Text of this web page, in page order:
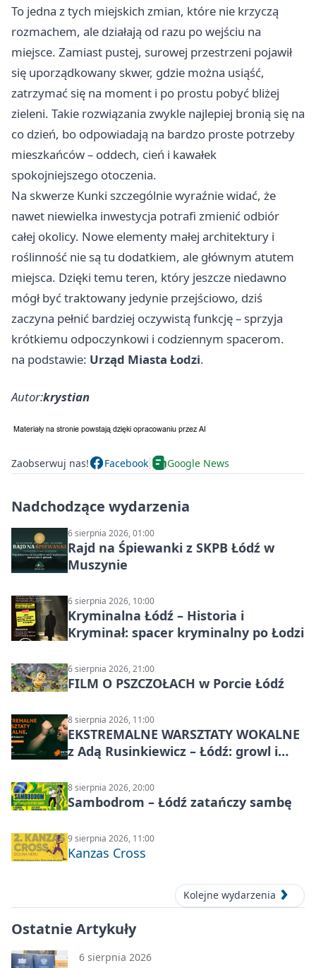
To jedna z tych miejskich zmian, które nie krzyczą
rozmachem, ale działają od razu po wejściu na
miejsce. Zamiast pustej, surowej przestrzeni pojawił
się uporządkowany skwer, gdzie można usiąść,
zatrzymać się na moment i po prostu pobyć bliżej
zieleni. Takie rozwiązania zwykle najlepiej bronią się na
co dzień, bo odpowiadają na bardzo proste potrzeby
mieszkańców – oddech, cień i kawałek
spokojniejszego otoczenia.
Na skwerze Kunki szczególnie wyraźnie widać, że
nawet niewielka inwestycja potrafi zmienić odbiór
całej okolicy. Nowe elementy małej architektury i
roślinność nie są tu dodatkiem, ale głównym atutem
miejsca. Dzięki temu teren, który jeszcze niedawno
mógł być traktowany jedynie przejściowo, dziś
zaczyna pełnić bardziej oczywistą funkcję – sprzyja
krótkiemu odpoczynkowi i codziennym spacerom.
na podstawie: Urząd Miasta Łodzi.
Autor:krystian
Zaobserwuj nas! Facebook Google News
Nadchodzące wydarzenia
6 sierpnia 2026, 01:00
Rajd na Śpiewanki z SKPB Łódź w
Muszynie
6 sierpnia 2026, 10:00
Kryminalna Łódź – Historia i
Kryminał: spacer kryminalny po Łodzi
6 sierpnia 2026, 21:00
FILM O PSZCZOŁACH w Porcie Łódź
8 sierpnia 2026, 11:00
EKSTREMALNE WARSZTATY WOKALNE
z Adą Rusinkiewicz – Łódź: growl i
8 sierpnia 2026, 20:00
Sambodrom – Łódź zatańczy sambę
9 sierpnia 2026, 11:00
Kanzas Cross
Kolejne wydarzenia
Ostatnie Artykuły
6 sierpnia 2026